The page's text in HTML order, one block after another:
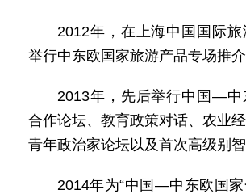
2012年，在上海中国国际旅
举行中东欧国家旅游产品专场推介
2013年，先后举行中国—中
合作论坛、教育政策对话、农业经
青年政治家论坛以及首次高级别智
2014年为“中国—中东欧国